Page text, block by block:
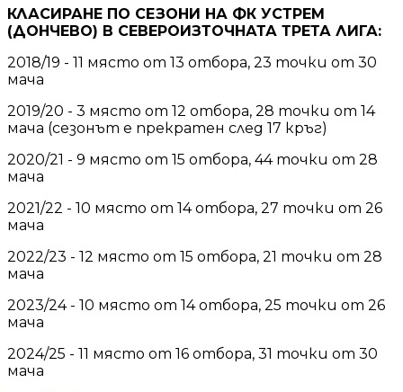
КЛАСИРАНЕ ПО СЕЗОНИ НА ФК УСТРЕМ
(ДОНЧЕВО) В СЕВЕРОИЗТОЧНАТА ТРЕТА ЛИГА:
2018/19 - 11 място от 13 отбора, 23 точки от 30
мача
2019/20 - 3 място от 12 отбора, 28 точки от 14
мача (сезонът е прекратен след 17 кръг)
2020/21 - 9 място от 15 отбора, 44 точки от 28
мача
2021/22 - 10 място от 14 отбора, 27 точки от 26
мача
2022/23 - 12 място от 15 отбора, 21 точки от 28
мача
2023/24 - 10 място от 14 отбора, 25 точки от 26
мача
2024/25 - 11 място от 16 отбора, 31 точки от 30
мача